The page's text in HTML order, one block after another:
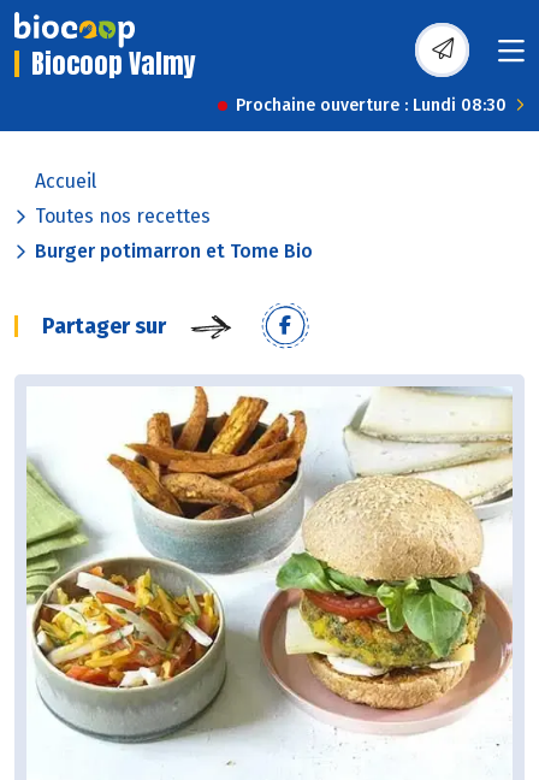
Biocoop Valmy
Prochaine ouverture : Lundi 08:30
Accueil
Toutes nos recettes
Burger potimarron et Tome Bio
Partager sur